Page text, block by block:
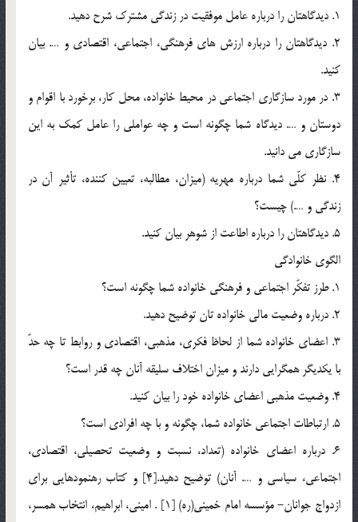
1. ديدگاهتان را درباره عامل موفقيت در زندگي مشترک شرح دهيد.
2. ديدگاهتان را درباره ارزش هاي فرهنگي، اجتماعي، اقتصادي و …. بيان
کنيد.
3. در مورد سازگاري اجتماعي در محيط خانواده، محل کار، برخورد با اقوام و
دوستان و …. ديدگاه شما چگونه است و چه عواملي را عامل کمک به اين
سازگاري مي دانيد.
4. نظر کلّي شما درباره مهريه (ميزان، مطالبه، تعيين کننده، تأثير آن در
زندگي و ….) چيست؟
5. ديدگاهتان را درباره اطاعت از شوهر بيان کنيد.
الگوي خانوادگي
1. طرز تفکّر اجتماعي و فرهنگي خانواده شما چگونه است؟
2. درباره وضعيت مالي خانواده تان توضيح دهيد.
3. اعضاي خانواده شما از لحاظ فکري، مذهبي، اقتصادي و روابط تا چه حدّ
با يکديگر همگرايي دارند و ميزان اختلاف سليقه آنان چه قدر است؟
4. وضعيت مذهبي اعضاي خانواده خود را بيان کنيد.
5. ارتباطات اجتماعي خانواده شما، چگونه و با چه افرادي است؟
6. درباره اعضاي خانواده (تعداد، نسبت و وضعيت تحصيلي، اقتصادي،
اجتماعي، سياسي و …. آنان) توضيح دهيد.[4] و كتاب رهنمودهايي براي
ازدواج جوانان- مؤسسه امام خميني(ره) [1] . اميني، ابراهيم، انتخاب همسر،